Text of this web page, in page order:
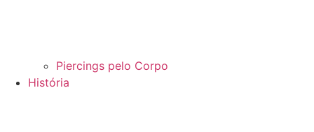
Piercings pelo Corpo
História